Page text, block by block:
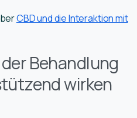
CBD und die Interaktion mit
Behandlung
wirken